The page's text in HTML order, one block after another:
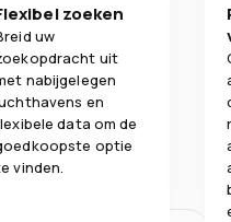
zoeken
uw
uit
nabijgelegen
en
data om de
optie
vinden.